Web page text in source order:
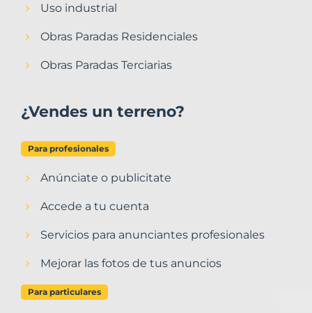
Uso industrial
Obras Paradas Residenciales
Obras Paradas Terciarias
¿Vendes un terreno?
Para profesionales
Anúnciate o publicitate
Accede a tu cuenta
Servicios para anunciantes profesionales
Mejorar las fotos de tus anuncios
Para particulares